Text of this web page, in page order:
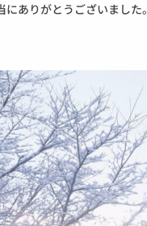
にありがとうございました。